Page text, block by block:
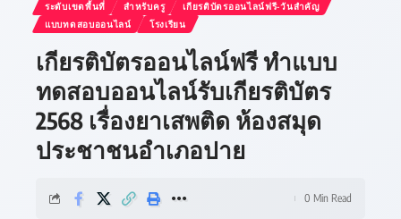
ระดับเขตพื้นที่ สำหรับครู
เกียรติบัตรออนไลน์ฟรี-วันสำคัญ
แบบทดสอบออนไลน์
โรงเรียน
เกียรติบัตรออนไลน์ฟรี ทำแบบ
ทดสอบออนไลน์รับเกียรติบัตร
2568 เรื่องยาเสพติด ห้องสมุด
ประชาชนอำเภอปาย
0 Min Read